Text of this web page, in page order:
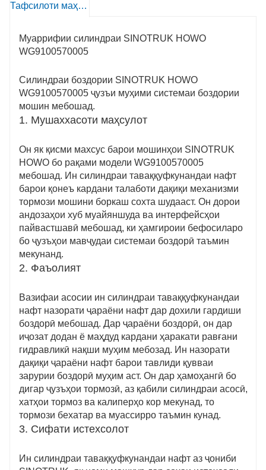
Cylinder Stop Oil WG9100570005, ки махсус барои
метавонад ҷараёни нафтро ҳангоми амалиёти
боздорӣ самаранок боздорад. Он ба фармонҳои
умумии тормози мошинро баланд мебардорад.
Пойдор ва боэътимод
Ин силиндраи сӯзишворӣ аз маводи дараҷаи олӣ
метавонад ба фишори баланд ва тез-тез
тормозкунӣ тоб оварда, эҳтиёҷоти нигоҳдорӣ ва
ивазкунии зуд-зудро коҳиш диҳад ва ба ин васила
барои мошини боркаш хидмати боэътимоди
дарозмуддатро таъмин кунад.
Тафсилоти маҳсулот
Муаррифии силиндраи SINOTRUK HOWO
WG9100570005
Силиндраи боздории SINOTRUK HOWO
WG9100570005 ҷузъи муҳими системаи боздории
мошин мебошад.
1. Мушаххасоти маҳсулот
Он як қисми махсус барои мошинҳои SINOTRUK
HOWO бо рақами модели WG9100570005
мебошад. Ин силиндраи таваққуфкунандаи нафт
барои қонеъ кардани талаботи дақиқи механизми
тормози мошини боркаш сохта шудааст. Он дорои
андозаҳои хуб муайяншуда ва интерфейсҳои
пайвастшавӣ мебошад, ки ҳамгироии бефосиларо
бо ҷузъҳои мавҷудаи системаи боздорӣ таъмин
мекунанд.
2. Фаъолият
Вазифаи асосии ин силиндраи таваққуфкунандаи
нафт назорати ҷараёни нафт дар дохили гардиши
боздорӣ мебошад. Дар ҷараёни боздорӣ, он дар
иҷозат додан ё маҳдуд кардани ҳаракати равғани
гидравликӣ нақши муҳим мебозад. Ин назорати
дақиқи ҷараёни нафт барои тавлиди қувваи
зарурии боздорӣ муҳим аст. Он дар ҳамоҳангӣ бо
дигар ҷузъҳои тормозӣ, аз қабили силиндраи асосӣ,
хатҳои тормоз ва калиперҳо кор мекунад, то
тормози бехатар ва муассирро таъмин кунад.
3. Сифати истехсолот
Ин силиндраи таваққуфкунандаи нафт аз ҷониби